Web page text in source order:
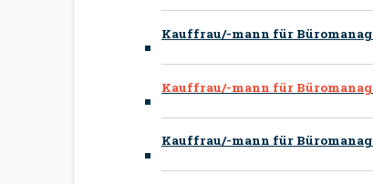
Kauffrau/-mann für
Kauffrau/-mann für
Kauffrau/-mann für